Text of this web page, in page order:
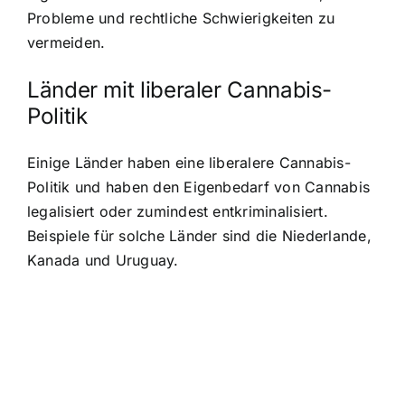
Probleme und rechtliche Schwierigkeiten zu
vermeiden.
Länder mit liberaler Cannabis-
Politik
Einige Länder haben eine liberalere Cannabis-
Politik und haben den Eigenbedarf von Cannabis
legalisiert oder zumindest entkriminalisiert.
Beispiele für solche Länder sind die Niederlande,
Kanada und Uruguay.